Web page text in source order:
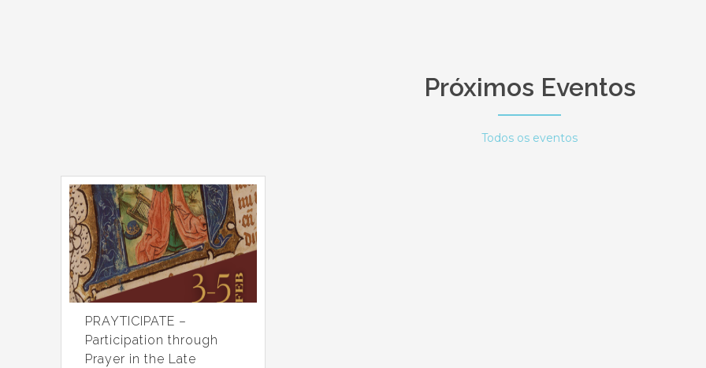
Próximos Eventos
Todos os eventos
PRAYTICIPATE –
Participation through
Prayer in the Late